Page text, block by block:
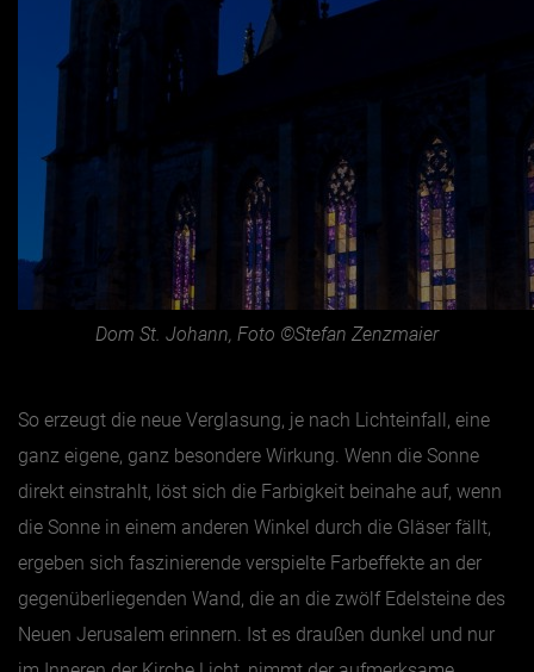
Dom St. Johann, Foto ©Stefan Zenzmaier
So erzeugt die neue Verglasung, je nach Lichteinfall, eine
ganz eigene, ganz besondere Wirkung. Wenn die Sonne
direkt einstrahlt, löst sich die Farbigkeit beinahe auf, wenn
die Sonne in einem anderen Winkel durch die Gläser fällt,
ergeben sich faszinierende verspielte Farbeffekte an der
gegenüberliegenden Wand, die an die zwölf Edelsteine des
Neuen Jerusalem erinnern. Ist es draußen dunkel und nur